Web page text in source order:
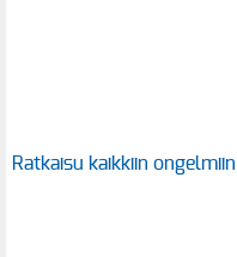
Ratkaisu kaikkiin ongelmiin